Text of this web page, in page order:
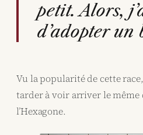
petit. Alors,
d’adopter un
Vu la popularité de cette
tarder à voir arriver le même
l’Hexagone.